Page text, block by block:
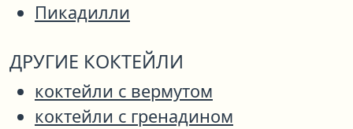
Пикадилли
ДРУГИЕ КОКТЕЙЛИ
коктейли с вермутом
коктейли с гренадином